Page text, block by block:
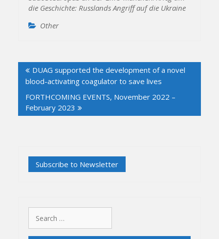
die Geschichte: Russlands Angriff auf die Ukraine
Other
navigation
DUAG supported the development of a novel
blood-activating coagulator to save lives
FORTHCOMING EVENTS, November 2022 –
February 2023
for: